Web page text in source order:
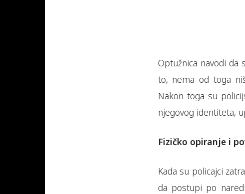
Optužnica navodi da
to, nema od toga
Nakon toga su
njegovog identiteta,
Fizičko opiranje i
Kada su policajci
da postupi po